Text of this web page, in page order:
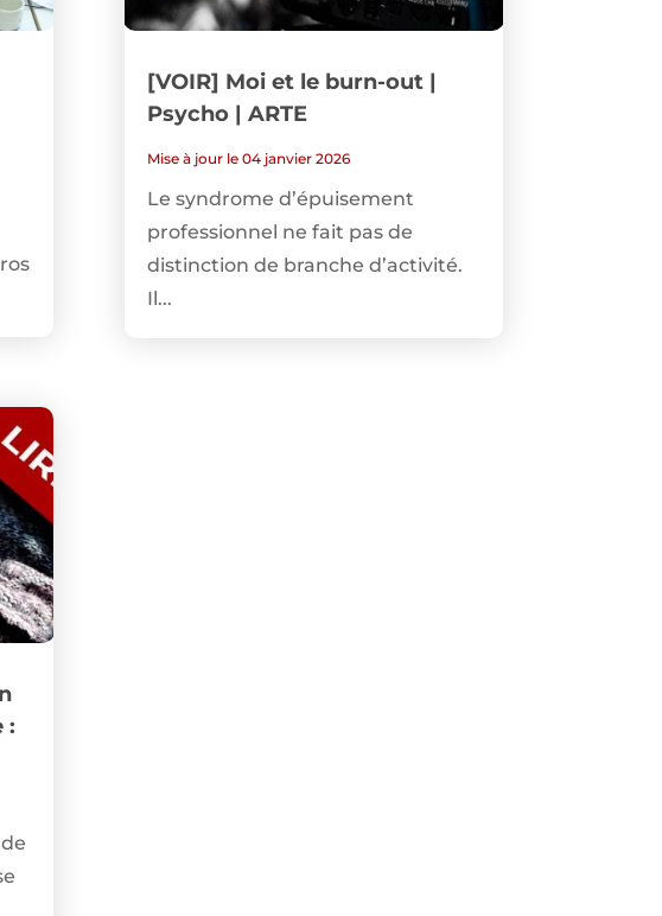
:
[VOIR] Moi et le burn-out |
Psycho | ARTE
Mise à jour le 04 janvier 2026
Le syndrome d’épuisement
professionnel ne fait pas de
distinction de branche d’activité.
Il...